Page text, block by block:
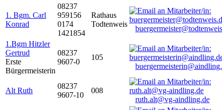
1. Bgm. Carl
Konrad
08237
959156
0174
1421854
Rathaus
Todtenweis
1.Bgm Hitzler
Gertrud
Erste
Bürgermeisterin
08237
9607-0
105
Alt Ruth
08237
9607-10
008
ruth.alt@vg-aindling.de